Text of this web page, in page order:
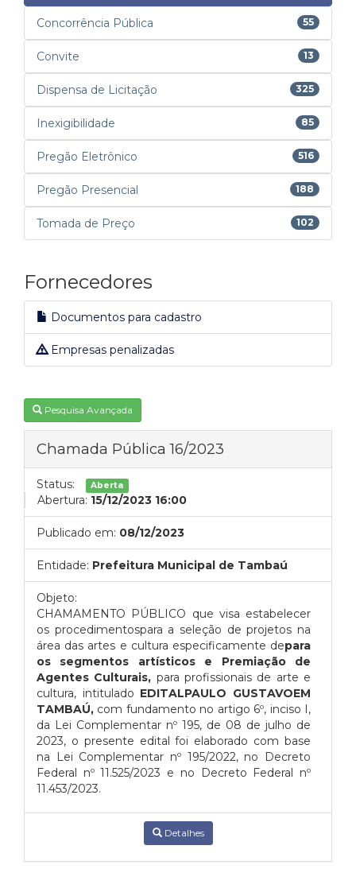
Concorrência Pública 55
Convite 13
Dispensa de Licitação 325
Inexigibilidade 85
Pregão Eletrônico 516
Pregão Presencial 188
Tomada de Preço 102
Fornecedores
Documentos para cadastro
Empresas penalizadas
Pesquisa Avançada
Chamada Pública 16/2023
Status: Aberta
Abertura: 15/12/2023 16:00
Publicado em: 08/12/2023
Entidade: Prefeitura Municipal de Tambaú
Objeto:
CHAMAMENTO PÚBLICO que visa estabelecer
os procedimentospara a seleção de projetos na
área das artes e cultura especificamente depara
os segmentos artísticos e Premiação de
Agentes Culturais, para profissionais de arte e
cultura, intitulado EDITALPAULO GUSTAVOEM
TAMBAÚ, com fundamento no artigo 6º, inciso I,
da Lei Complementar nº 195, de 08 de julho de
2023, o presente edital foi elaborado com base
na Lei Complementar nº 195/2022, no Decreto
Federal nº 11.525/2023 e no Decreto Federal nº
11.453/2023.
Detalhes